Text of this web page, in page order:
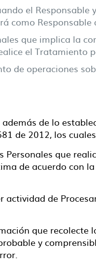
el
como
que implica la
el Tratamiento
de operaciones
de lo
de 2012, los
que
de acuerdo con
de
que recolecte
y